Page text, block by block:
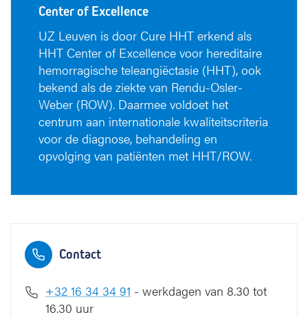
Center of Excellence
UZ Leuven is door Cure HHT erkend als
HHT Center of Excellence voor hereditaire
hemorragische teleangiëctasie (HHT), ook
bekend als de ziekte van Rendu-Osler-
Weber (ROW). Daarmee voldoet het
centrum aan internationale kwaliteitscriteria
voor de diagnose, behandeling en
opvolging van patiënten met HHT/ROW.
Contact
+32 16 34 34 91 - werkdagen van 8.30 tot
16.30 uur